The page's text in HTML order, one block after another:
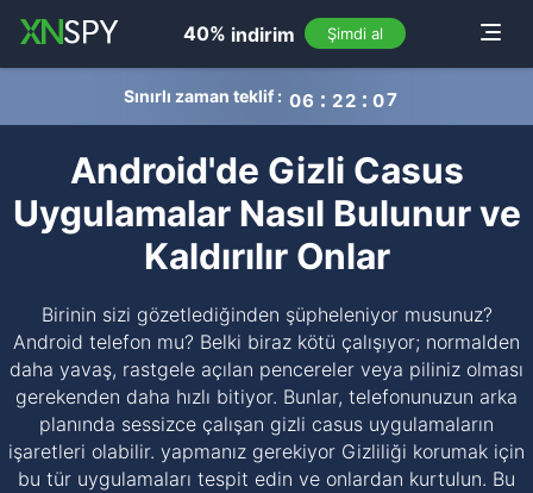
Toggle
40% indirim Şimdi al
Sınırlı zaman teklif : 06 2 2 06
Android'de Gizli Casus
Uygulamalar Nasıl Bulunur ve
Kaldırılır Onlar
Birinin sizi gözetlediğinden şüpheleniyor musunuz?
Android telefon mu? Belki biraz kötü çalışıyor; normalden
daha yavaş, rastgele açılan pencereler veya piliniz olması
gerekenden daha hızlı bitiyor. Bunlar, telefonunuzun arka
planında sessizce çalışan gizli casus uygulamaların
işaretleri olabilir. yapmanız gerekiyor Gizliliği korumak için
bu tür uygulamaları tespit edin ve onlardan kurtulun. Bu